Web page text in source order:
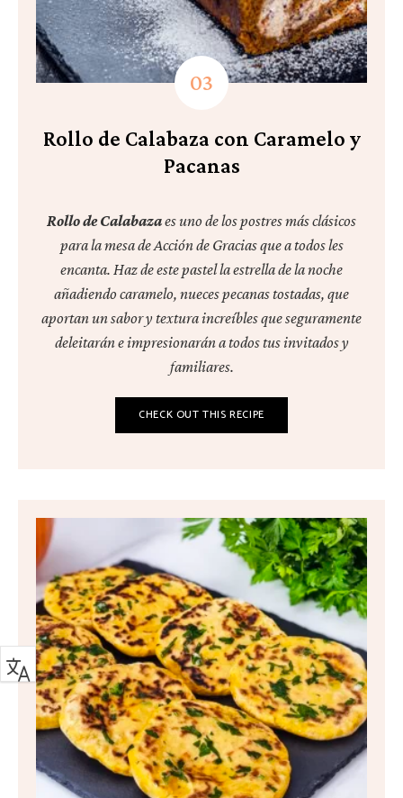
Rollo de Calabaza con Caramelo y
Pacanas
Rollo de Calabazaes uno de los postres más clásicos
para la mesa de Acción de Gracias que a todos les
encanta. Haz de este pastel la estrella de la noche
añadiendo caramelo, nueces pecanas tostadas, que
aportan un sabor y textura increíbles que seguramente
deleitarán e impresionarán a todos tus invitados y
familiares.
CHECK OUT THIS RECIPE